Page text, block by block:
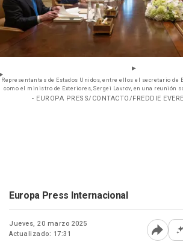
Representantes de Estados Unidos, entre ellos el secretario de
como el ministro de Exteriores, Sergei Lavrov, en una reunión
- EUROPA PRESS/CONTACTO/FREDDIE
Europa Press Internacional
Jueves, 20 marzo 2025
Actualizado: 17:31
Abrir